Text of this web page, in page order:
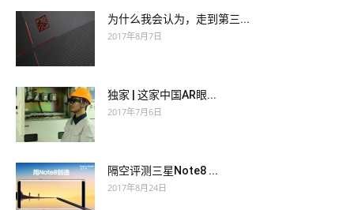
为什么我会认为，走到第三...
2017年8月7日
独家 | 这家中国AR眼...
2017年7月6日
隔空评测三星Note8 ...
2017年8月24日